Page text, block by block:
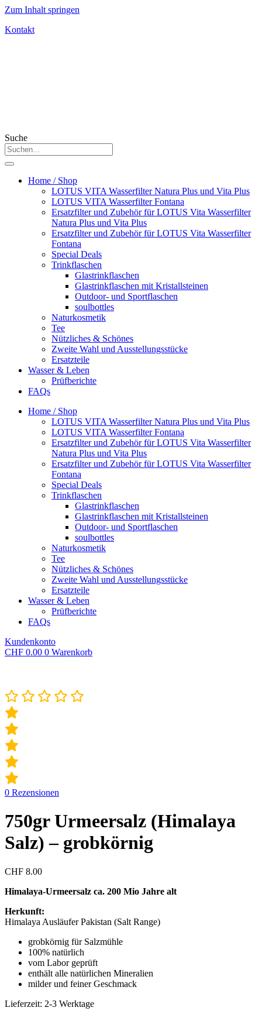
Zum Inhalt springen
Kontakt
Suche
Home / Shop
LOTUS VITA Wasserfilter Natura Plus und Vita Plus
LOTUS VITA Wasserfilter Fontana
Ersatzfilter und Zubehör für LOTUS Vita Wasserfilter
Natura Plus und Vita Plus
Ersatzfilter und Zubehör für LOTUS Vita Wasserfilter
Fontana
Special Deals
Trinkflaschen
Glastrinkflaschen
Glastrinkflaschen mit Kristallsteinen
Outdoor- und Sportflaschen
soulbottles
Naturkosmetik
Tee
Nützliches & Schönes
Zweite Wahl und Ausstellungsstücke
Ersatzteile
Wasser & Leben
Prüfberichte
FAQs
Home / Shop
LOTUS VITA Wasserfilter Natura Plus und Vita Plus
LOTUS VITA Wasserfilter Fontana
Ersatzfilter und Zubehör für LOTUS Vita Wasserfilter
Natura Plus und Vita Plus
Ersatzfilter und Zubehör für LOTUS Vita Wasserfilter
Fontana
Special Deals
Trinkflaschen
Glastrinkflaschen
Glastrinkflaschen mit Kristallsteinen
Outdoor- und Sportflaschen
soulbottles
Naturkosmetik
Tee
Nützliches & Schönes
Zweite Wahl und Ausstellungsstücke
Ersatzteile
Wasser & Leben
Prüfberichte
FAQs
Kundenkonto
CHF 0.00 0 Warenkorb
0 Rezensionen
750gr Urmeersalz (Himalaya
Salz) – grobkörnig
CHF 8.00
Himalaya-Urmeersalz ca. 200 Mio Jahre alt
Herkunft:
Himalaya Ausläufer Pakistan (Salt Range)
grobkörnig für Salzmühle
100% natürlich
vom Labor geprüft
enthält alle natürlichen Mineralien
milder und feiner Geschmack
Lieferzeit: 2-3 Werktage